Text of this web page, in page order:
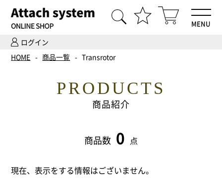
ログイン
MENU
HOME
Hi-Fiオーディオ試聴
ご依頼までの流れ
HOME 商品一覧 Transrotor
PRODUCTS
商品紹介
商品数 0 点
現在、表示をする情報はございません。